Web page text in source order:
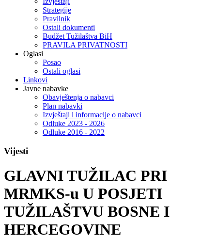
Strategije
Pravilnik
Ostali dokumenti
Budžet Tužilaštva BiH
PRAVILA PRIVATNOSTI
Oglasi
Posao
Ostali oglasi
Linkovi
Javne nabavke
Obavještenja o nabavci
Plan nabavki
Izvještaji i informacije o nabavci
Odluke 2023 - 2026
Odluke 2016 - 2022
Vijesti
GLAVNI TUŽILAC PRI
MRMKS-u U POSJETI
TUŽILAŠTVU BOSNE I
HERCEGOVINE